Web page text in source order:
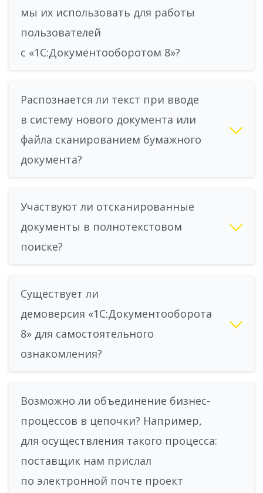
мы их использовать для работы
пользователей
с «1С:Документооборотом 8»?
Распознается ли текст при вводе
в систему нового документа или
файла сканированием бумажного
документа?
Участвуют ли отсканированные
документы в полнотекстовом
поиске?
Существует ли
демоверсия «1С:Документооборота
8» для самостоятельного
ознакомления?
Возможно ли объединение бизнес-
процессов в цепочки? Например,
для осуществления такого процесса:
поставщик нам прислал
по электронной почте проект